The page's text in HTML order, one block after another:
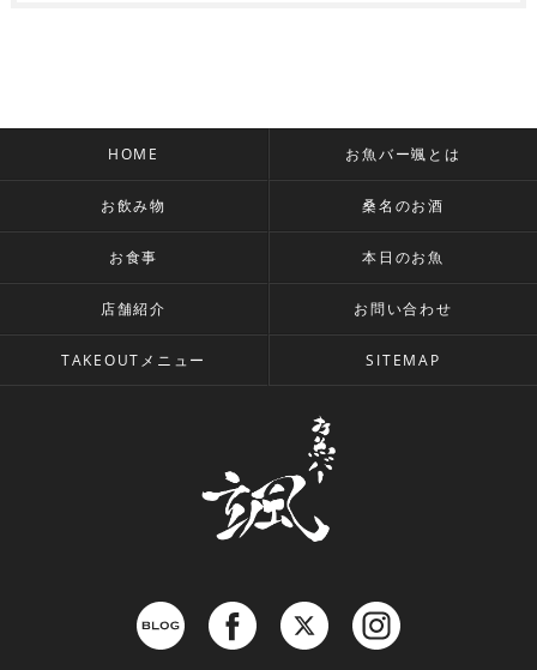
HOME お魚バー颯とは
お飲み物 桑名のお酒
お食事 本日のお魚
店舗紹介 お問い合わせ
TAKEOUTメニュー SITEMAP